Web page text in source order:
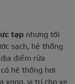
tạp nhưng tối
sạch, hệ thống
điểm rửa
hệ thống hơi
xong, vị trí cho xe